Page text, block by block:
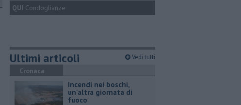
QUI Condoglianze
Ultimi articoli Vedi tutti
Cronaca
Incendi nei boschi,
un'altra giornata di
fuoco